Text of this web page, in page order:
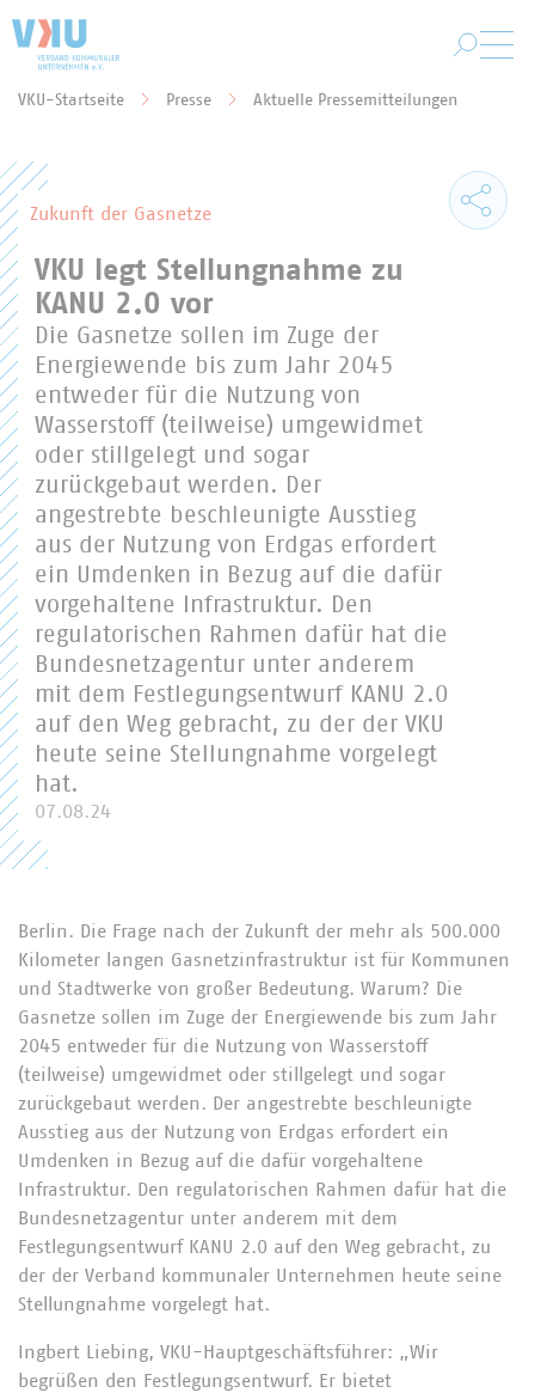
VKU-Startseite Presse Aktuelle Pressemitteilungen
Zukunft der Gasnetze
VKU legt Stellungnahme zu
KANU 2.0 vor
Die Gasnetze sollen im Zuge der
Energiewende bis zum Jahr 2045
entweder für die Nutzung von
Wasserstoff (teilweise) umgewidmet
oder stillgelegt und sogar
zurückgebaut werden. Der
angestrebte beschleunigte Ausstieg
aus der Nutzung von Erdgas erfordert
ein Umdenken in Bezug auf die dafür
vorgehaltene Infrastruktur. Den
regulatorischen Rahmen dafür hat die
Bundesnetzagentur unter anderem
mit dem Festlegungsentwurf KANU 2.0
auf den Weg gebracht, zu der der VKU
heute seine Stellungnahme vorgelegt
hat.
07.08.24
Berlin. Die Frage nach der Zukunft der mehr als 500.000
Kilometer langen Gasnetzinfrastruktur ist für Kommunen
und Stadtwerke von großer Bedeutung. Warum? Die
Gasnetze sollen im Zuge der Energiewende bis zum Jahr
2045 entweder für die Nutzung von Wasserstoff
(teilweise) umgewidmet oder stillgelegt und sogar
zurückgebaut werden. Der angestrebte beschleunigte
Ausstieg aus der Nutzung von Erdgas erfordert ein
Umdenken in Bezug auf die dafür vorgehaltene
Infrastruktur. Den regulatorischen Rahmen dafür hat die
Bundesnetzagentur unter anderem mit dem
Festlegungsentwurf KANU 2.0 auf den Weg gebracht, zu
der der Verband kommunaler Unternehmen heute seine
Stellungnahme vorgelegt hat.
Ingbert Liebing, VKU-Hauptgeschäftsführer: „Wir
begrüßen den Festlegungsentwurf. Er bietet